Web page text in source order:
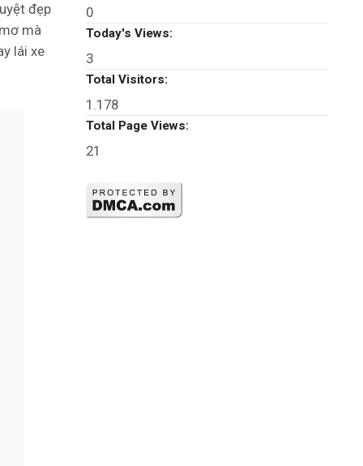
đẹp
mà
lái xe
0
Today's Views:
3
Total Visitors:
1.178
Total Page Views:
21